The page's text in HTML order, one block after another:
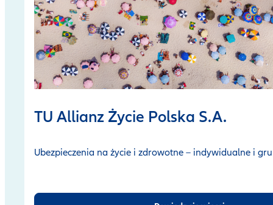
TU Allianz Życie Polska S.A.
Ubezpieczenia na życie i zdrowotne – indywidualne i